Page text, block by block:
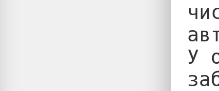
У